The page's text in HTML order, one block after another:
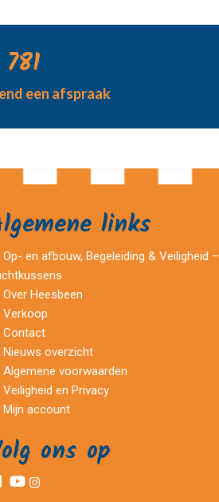
een afspraak
links
Op- en afbouw, Begeleiding & Veiligheid –
Over Heesbeen
Verkoop
Contact
Nieuws overzicht
Algemene voorwaarden
Veiligheid en Privacy
Mijn account
ons op